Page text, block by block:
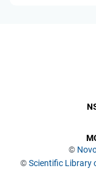
©
©Scientific Library